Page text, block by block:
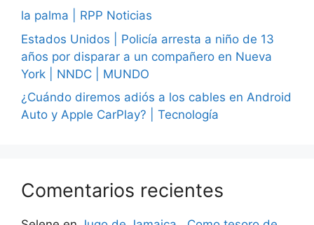
la palma | RPP Noticias
Estados Unidos | Policía arresta a niño de 13
años por disparar a un compañero en Nueva
York | NNDC | MUNDO
¿Cuándo diremos adiós a los cables en Android
Auto y Apple CarPlay? | Tecnología
Comentarios recientes